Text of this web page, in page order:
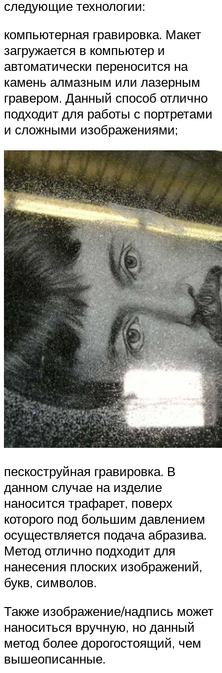
следующие технологии:
компьютерная гравировка. Макет
загружается в компьютер и
автоматически переносится на
камень алмазным или лазерным
гравером. Данный способ отлично
подходит для работы с портретами
и сложными изображениями;
пескоструйная гравировка. В
данном случае на изделие
наносится трафарет, поверх
которого под большим давлением
осуществляется подача абразива.
Метод отлично подходит для
нанесения плоских изображений,
букв, символов.
Также изображение/надпись может
наноситься вручную, но данный
метод более дорогостоящий, чем
вышеописанные.